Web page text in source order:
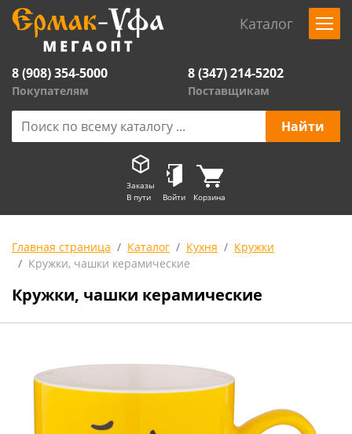
Каталог
8 (908) 354-5000
Покупателям
8 (347) 214-5202
Поставщикам
Заказы
В пути
Войти Корзина
Главная страница Каталог Кухня
Кружки
Кружки, чашки керамические
Кружки, чашки керамические